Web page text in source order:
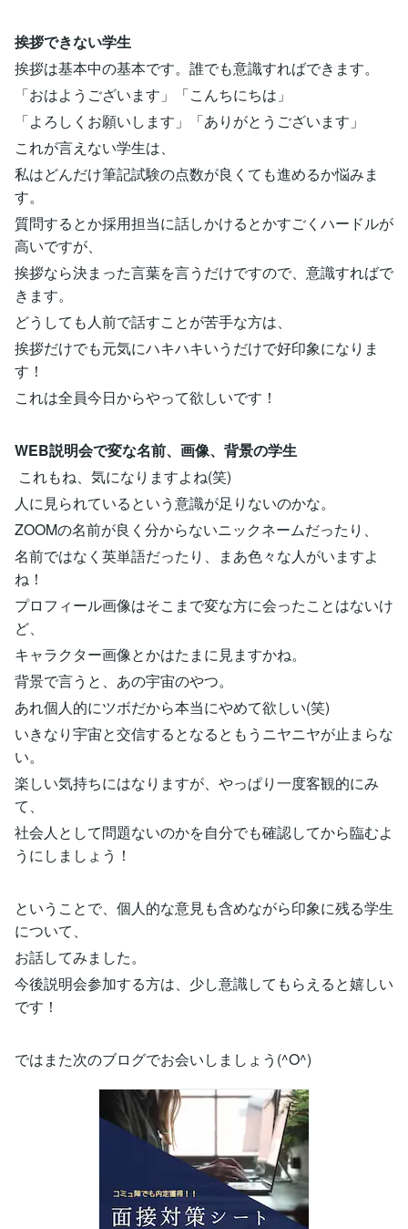
挨拶できない学生
挨拶は基本中の基本です。誰でも意識すればできます。
「おはようございます」「こんちにちは」
「よろしくお願いします」「ありがとうございます」
これが言えない学生は、
私はどんだけ筆記試験の点数が良くても進めるか悩みま
す。
質問するとか採用担当に話しかけるとかすごくハードルが
高いですが、
挨拶なら決まった言葉を言うだけですので、意識すればで
きます。
どうしても人前で話すことが苦手な方は、
挨拶だけでも元気にハキハキいうだけで好印象になりま
す！
これは全員今日からやって欲しいです！
WEB説明会で変な名前、画像、背景の学生
これもね、気になりますよね(笑)
人に見られているという意識が足りないのかな。
ZOOMの名前が良く分からないニックネームだったり、
名前ではなく英単語だったり、まあ色々な人がいますよ
ね！
プロフィール画像はそこまで変な方に会ったことはないけ
ど、
キャラクター画像とかはたまに見ますかね。
背景で言うと、あの宇宙のやつ。
あれ個人的にツボだから本当にやめて欲しい(笑)
いきなり宇宙と交信するとなるともうニヤニヤが止まらな
い。
楽しい気持ちにはなりますが、やっぱり一度客観的にみ
て、
社会人として問題ないのかを自分でも確認してから臨むよ
うにしましょう！
ということで、個人的な意見も含めながら印象に残る学生
について、
お話してみました。
今後説明会参加する方は、少し意識してもらえると嬉しい
です！
ではまた次のブログでお会いしましょう(^O^)